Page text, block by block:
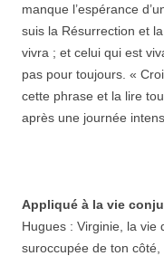
manque l’espérance
suis la Résurrection et
vivra ; et celui qui est
pas pour toujours. «
cette phrase et la lire
après une journée
Appliqué à la vie
Hugues : Virginie, la vie
suroccupée de ton